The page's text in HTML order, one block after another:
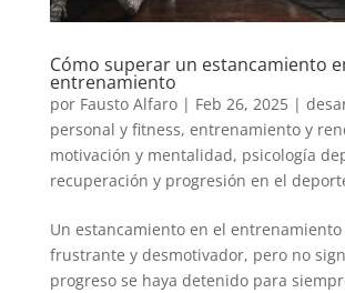
Cómo superar un estancamiento
entrenamiento
por Fausto Alfaro| Feb 26, 2025|
personal y fitness, entrenamiento y
motivación y mentalidad, psicología
recuperación y progresión en el
Un estancamiento en el
frustrante y desmotivador, pero no
progreso se haya detenido para